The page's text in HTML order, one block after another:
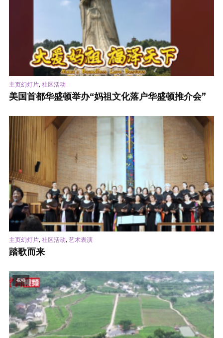
主页幻灯片, 社区活动
美国首都华盛顿举办“妈祖文化落户华盛顿推介会”
主页幻灯片, 社区活动, 艺术表演
踏歌而来
视频